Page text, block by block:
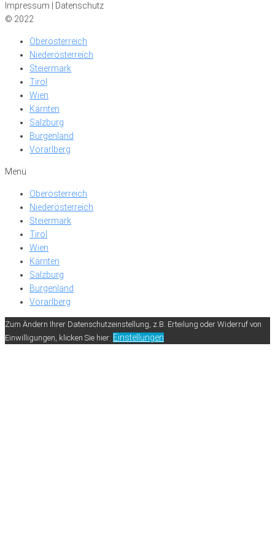
Impressum | Datenschutz
© 2022
Oberösterreich
Niederösterreich
Steiermark
Tirol
Wien
Kärnten
Salzburg
Burgenland
Vorarlberg
Menü
Oberösterreich
Niederösterreich
Steiermark
Tirol
Wien
Kärnten
Salzburg
Burgenland
Vorarlberg
Zum Ändern Ihrer Datenschutzeinstellung, z.B. Erteilung oder Widerruf von
Einwilligungen, klicken Sie hier: Einstellungen